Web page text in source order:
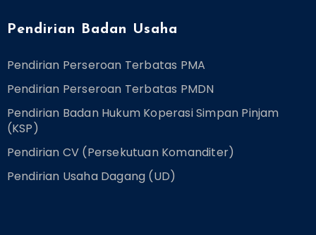
Pendirian Badan Usaha
Pendirian Perseroan Terbatas PMA
Pendirian Perseroan Terbatas PMDN
Pendirian Badan Hukum Koperasi Simpan Pinjam
(KSP)
Pendirian CV (Persekutuan Komanditer)
Pendirian Usaha Dagang (UD)